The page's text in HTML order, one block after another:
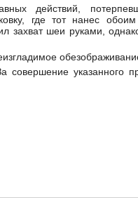
действий,
где тот нанес
захват шеи руками,
указанного